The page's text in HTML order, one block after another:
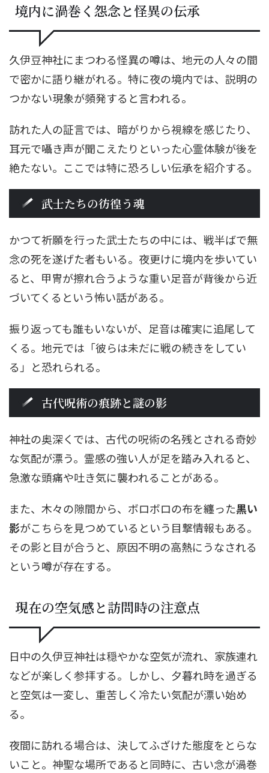
境内に渦巻く怨念と怪異の伝承
久伊豆神社にまつわる怪異の噂は、地元の人々の間
で密かに語り継がれる。特に夜の境内では、説明の
つかない現象が頻発すると言われる。
訪れた人の証言では、暗がりから視線を感じたり、
耳元で囁き声が聞こえたりといった心霊体験が後を
絶たない。ここでは特に恐ろしい伝承を紹介する。
武士たちの彷徨う魂
かつて祈願を行った武士たちの中には、戦半ばで無
念の死を遂げた者もいる。夜更けに境内を歩いてい
ると、甲冑が擦れ合うような重い足音が背後から近
づいてくるという怖い話がある。
振り返っても誰もいないが、足音は確実に追尾して
くる。地元では「彼らは未だに戦の続きをしてい
る」と恐れられる。
古代呪術の痕跡と謎の影
神社の奥深くでは、古代の呪術の名残とされる奇妙
な気配が漂う。霊感の強い人が足を踏み入れると、
急激な頭痛や吐き気に襲われることがある。
また、木々の隙間から、ボロボロの布を纏った黒い
影がこちらを見つめているという目撃情報もある。
その影と目が合うと、原因不明の高熱にうなされる
という噂が存在する。
現在の空気感と訪問時の注意点
日中の久伊豆神社は穏やかな空気が流れ、家族連れ
などが楽しく参拝する。しかし、夕暮れ時を過ぎる
と空気は一変し、重苦しく冷たい気配が漂い始め
る。
夜間に訪れる場合は、決してふざけた態度をとらな
いこと。神聖な場所であると同時に、古い念が渦巻